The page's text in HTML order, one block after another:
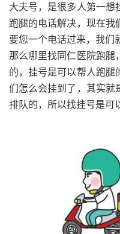
大夫号，是很多人第一想
跑腿的电话解决，现在我
要您一个电话过来，我们
那么哪里找同仁医院跑腿
的，挂号是可以帮人跑腿
们怎么会挂到了，其实就
排队的，所以找挂号是可